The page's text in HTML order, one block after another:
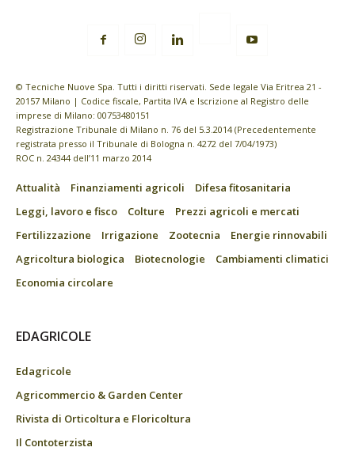
© Tecniche Nuove Spa. Tutti i diritti riservati. Sede legale Via Eritrea 21 -
20157 Milano | Codice fiscale, Partita IVA e Iscrizione al Registro delle
imprese di Milano: 00753480151
Registrazione Tribunale di Milano n. 76 del 5.3.2014 (Precedentemente
registrata presso il Tribunale di Bologna n. 4272 del 7/04/1973)
ROC n. 24344 dell’11 marzo 2014
Attualità Finanziamenti agricoli
Difesa fitosanitaria
Leggi, lavoro e fisco
Colture
Prezzi agricoli e mercati
Fertilizzazione
Irrigazione Zootecnia
Energie rinnovabili
Agricoltura biologica
Biotecnologie
Cambiamenti climatici
Economia circolare
EDAGRICOLE
Edagricole
Agricommercio & Garden Center
Rivista di Orticoltura e Floricoltura
Il Contoterzista